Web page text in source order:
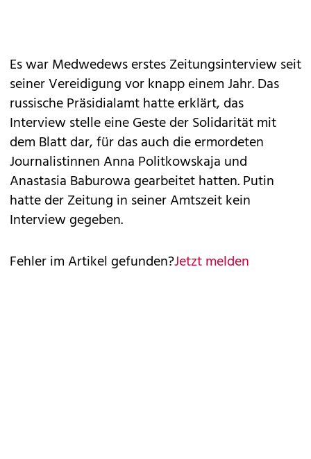
Es war Medwedews erstes Zeitungsinterview seit
seiner Vereidigung vor knapp einem Jahr. Das
russische Präsidialamt hatte erklärt, das
Interview stelle eine Geste der Solidarität mit
dem Blatt dar, für das auch die ermordeten
Journalistinnen Anna Politkowskaja und
Anastasia Baburowa gearbeitet hatten. Putin
hatte der Zeitung in seiner Amtszeit kein
Interview gegeben.
Fehler im Artikel gefunden?Jetzt melden